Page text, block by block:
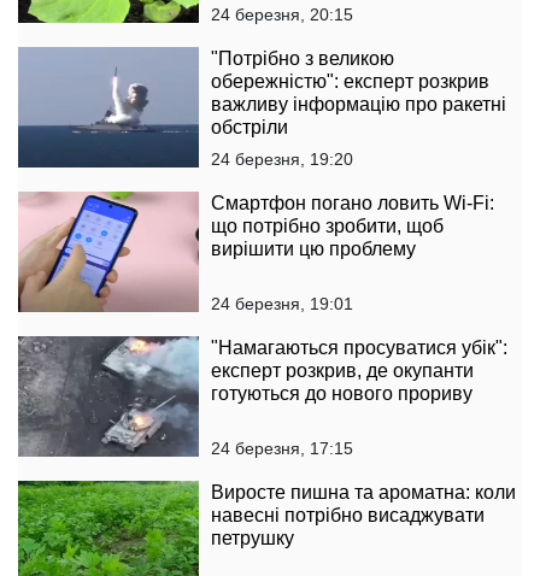
24 березня, 20:15
"Потрібно з великою
обережністю": експерт розкрив
важливу інформацію про ракетні
обстріли
24 березня, 19:20
Смартфон погано ловить Wi-Fi:
що потрібно зробити, щоб
вирішити цю проблему
24 березня, 19:01
"Намагаються просуватися убік":
експерт розкрив, де окупанти
готуються до нового прориву
24 березня, 17:15
Виросте пишна та ароматна: коли
навесні потрібно висаджувати
петрушку